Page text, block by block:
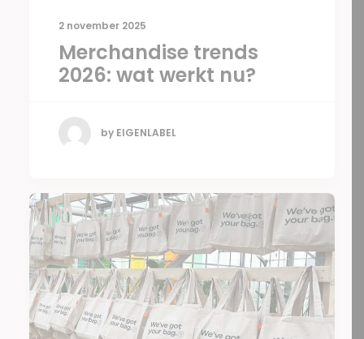
2 november 2025
Merchandise trends
2026: wat werkt nu?
by EIGENLABEL